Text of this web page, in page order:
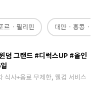
르 · 필리핀 대만 · 홍콩 ·
덤 그랜드 #디럭스UP #올인
식사+음료 무제한, 웰컴 서비스